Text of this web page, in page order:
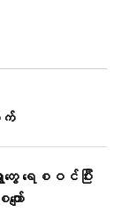
က်
ေ ရေစဝင်ပြီး
ော်